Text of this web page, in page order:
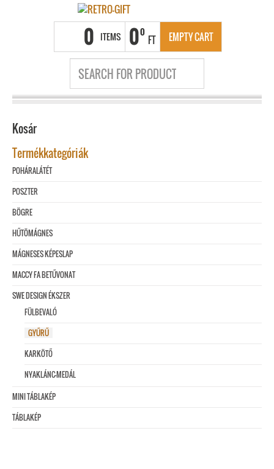
0 ITEMS 00
FT EMPTY CART
Kosár
Termékkategóriák
POHÁRALÁTÉT
POSZTER
BÖGRE
HŰTÖMÁGNES
MÁGNESES KÉPESLAP
MACCY FA BETŰVONAT
SWE DESIGN ÉKSZER
FÜLBEVALÓ
GYŰRŰ
KARKÖTŐ
NYAKLÁNC-MEDÁL
MINI TÁBLAKÉP
TÁBLAKÉP